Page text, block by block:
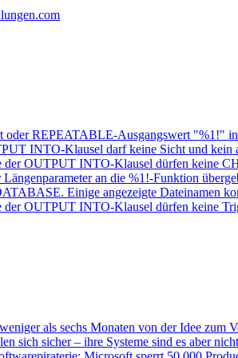
oder REPEATABLE-Ausgangswert "%1!"
INTO-Klausel darf keine Sicht und kein
der OUTPUT INTO-Klausel dürfen keine
an die %1!-Funktion
Einige angezeigte Dateinamen
der OUTPUT INTO-Klausel dürfen keine
als sechs Monaten von der Idee zum
sich sicher – ihre Systeme sind es aber